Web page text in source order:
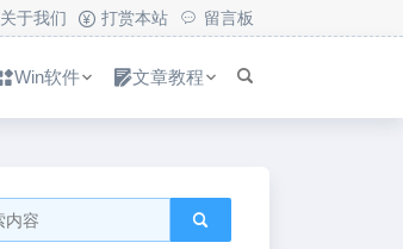
关于我们 打赏本站 留言板
Win软件 文章教程